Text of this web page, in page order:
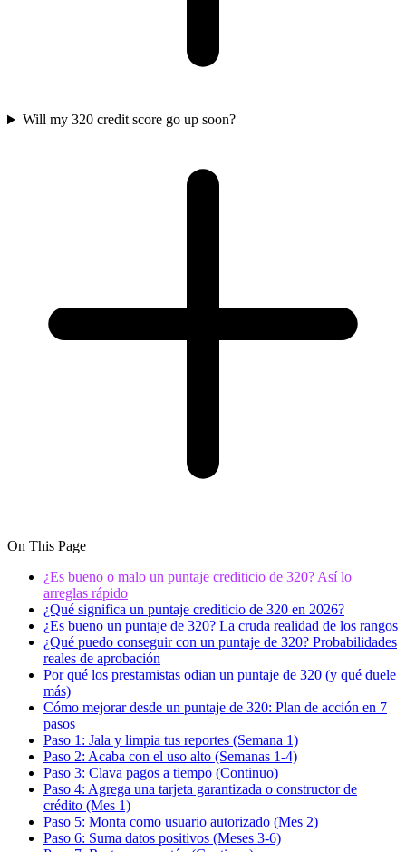
Will my 320 credit score go up soon?
On This Page
¿Es bueno o malo un puntaje crediticio de 320? Así lo
arreglas rápido
¿Qué significa un puntaje crediticio de 320 en 2026?
¿Es bueno un puntaje de 320? La cruda realidad de los rangos
¿Qué puedo conseguir con un puntaje de 320? Probabilidades
reales de aprobación
Por qué los prestamistas odian un puntaje de 320 (y qué duele
más)
Cómo mejorar desde un puntaje de 320: Plan de acción en 7
pasos
Paso 1: Jala y limpia tus reportes (Semana 1)
Paso 2: Acaba con el uso alto (Semanas 1-4)
Paso 3: Clava pagos a tiempo (Continuo)
Paso 4: Agrega una tarjeta garantizada o constructor de
crédito (Mes 1)
Paso 5: Monta como usuario autorizado (Mes 2)
Paso 6: Suma datos positivos (Meses 3-6)